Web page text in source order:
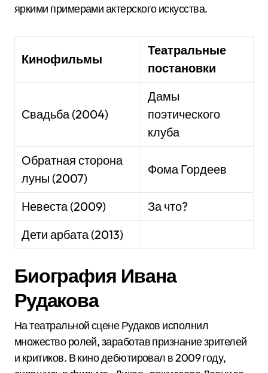
яркими примерами актерского искусства.
Кинофильмы
Театральные
постановки
Свадьба (2004)
Дамы
поэтического
клуба
Обратная сторона
луны (2007)
Фома Гордеев
Невеста (2009)
За что?
Дети арбата (2013)
Биография Ивана
Рудакова
На театральной сцене Рудаков исполнил
множество ролей, заработав признание зрителей
и критиков. В кино дебютировал в 2009 году,